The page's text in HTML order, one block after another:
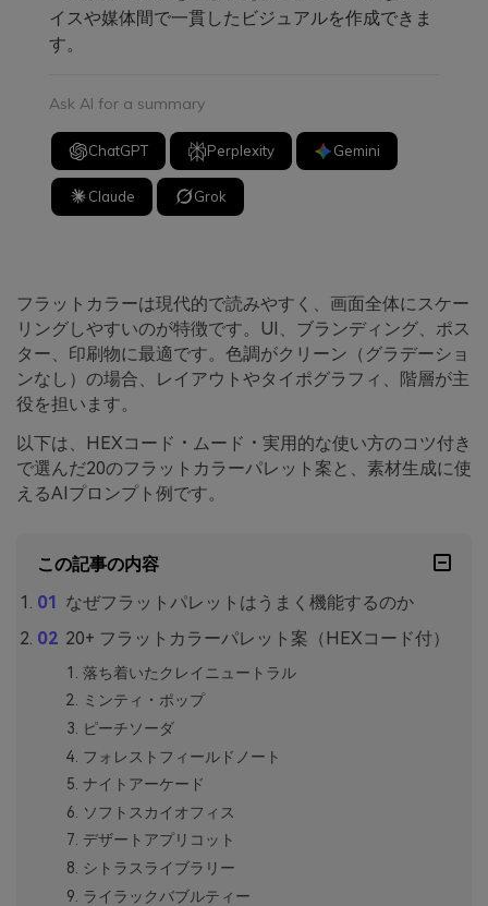
イスや媒体間で一貫したビジュアルを作成できま
す。
Ask AI for a summary
ChatGPT Perplexity Gemini
Claude Grok
フラットカラーは現代的で読みやすく、画面全体にスケー
リングしやすいのが特徴です。UI、ブランディング、ポス
ター、印刷物に最適です。色調がクリーン（グラデーショ
ンなし）の場合、レイアウトやタイポグラフィ、階層が主
役を担います。
以下は、HEXコード・ムード・実用的な使い方のコツ付き
で選んだ20のフラットカラーパレット案と、素材生成に使
えるAIプロンプト例です。
この記事の内容
なぜフラットパレットはうまく機能するのか
20+ フラットカラーパレット案（HEXコード付）
落ち着いたクレイニュートラル
ミンティ・ポップ
ピーチソーダ
フォレストフィールドノート
ナイトアーケード
ソフトスカイオフィス
デザートアプリコット
シトラスライブラリー
ライラックバブルティー